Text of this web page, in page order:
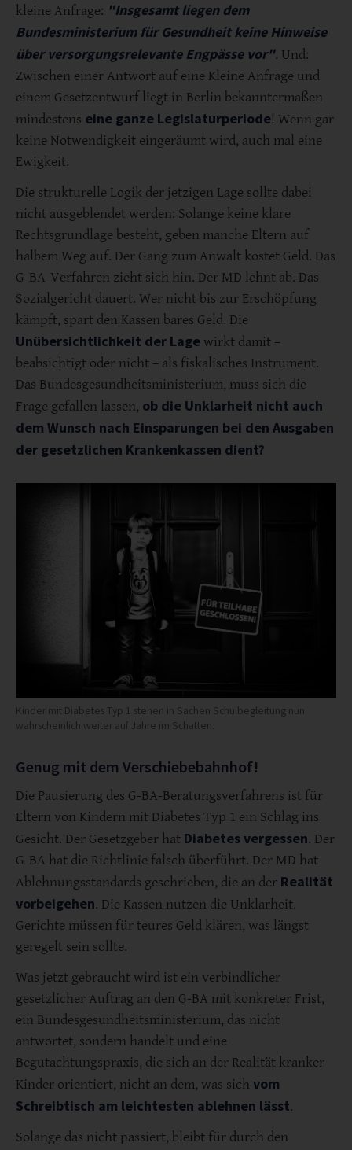
kleine Anfrage: "Insgesamt liegen dem
Bundesministerium für Gesundheit keine Hinweise
über versorgungsrelevante Engpässe vor". Und:
Zwischen einer Antwort auf eine Kleine Anfrage und
einem Gesetzentwurf liegt in Berlin bekanntermaßen
mindestens eine ganze Legislaturperiode! Wenn gar
keine Notwendigkeit eingeräumt wird, auch mal eine
Ewigkeit.
Die strukturelle Logik der jetzigen Lage sollte dabei
nicht ausgeblendet werden: Solange keine klare
Rechtsgrundlage besteht, geben manche Eltern auf
halbem Weg auf. Der Gang zum Anwalt kostet Geld. Das
G-BA-Verfahren zieht sich hin. Der MD lehnt ab. Das
Sozialgericht dauert. Wer nicht bis zur Erschöpfung
kämpft, spart den Kassen bares Geld. Die
Unübersichtlichkeit der Lage wirkt damit –
beabsichtigt oder nicht – als fiskalisches Instrument.
Das Bundesgesundheitsministerium, muss sich die
Frage gefallen lassen, ob die Unklarheit nicht auch
dem Wunsch nach Einsparungen bei den Ausgaben
der gesetzlichen Krankenkassen dient?
Kinder mit Diabetes Typ 1 stehen in Sachen Schulbegleitung nun
wahrscheinlich weiter auf Jahre im Schatten.
Genug mit dem Verschiebebahnhof!
Die Pausierung des G-BA-Beratungsverfahrens ist für
Eltern von Kindern mit Diabetes Typ 1 ein Schlag ins
Gesicht. Der Gesetzgeber hat Diabetes vergessen. Der
G-BA hat die Richtlinie falsch überführt. Der MD hat
Ablehnungsstandards geschrieben, die an der Realität
vorbeigehen. Die Kassen nutzen die Unklarheit.
Gerichte müssen für teures Geld klären, was längst
geregelt sein sollte.
Was jetzt gebraucht wird ist ein verbindlicher
gesetzlicher Auftrag an den G-BA mit konkreter Frist,
ein Bundesgesundheitsministerium, das nicht
antwortet, sondern handelt und eine
Begutachtungspraxis, die sich an der Realität kranker
Kinder orientiert, nicht an dem, was sich vom
Schreibtisch am leichtesten ablehnen lässt.
Solange das nicht passiert, bleibt für durch den